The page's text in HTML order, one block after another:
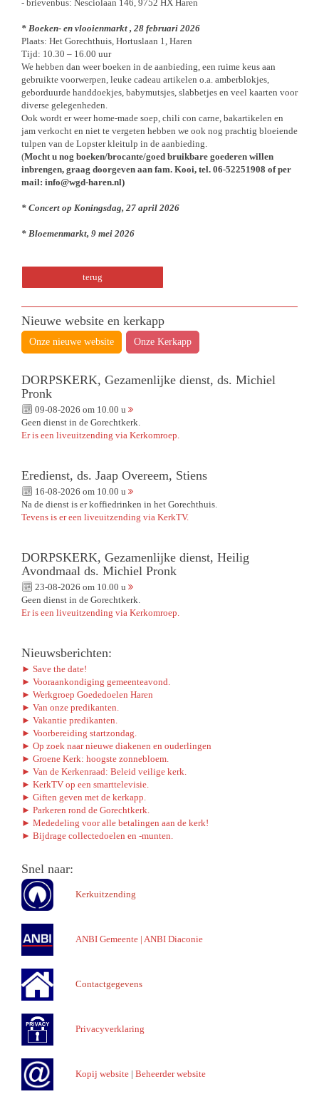
- brievenbus: Nesciolaan 146, 9752 HX Haren
* Boeken- en vlooienmarkt , 28 februari 2026
Plaats: Het Gorechthuis, Hortuslaan 1, Haren
Tijd: 10.30 – 16.00 uur
We hebben dan weer boeken in de aanbieding, een ruime keus aan
gebruikte voorwerpen, leuke cadeau artikelen o.a. amberblokjes,
geborduurde handdoekjes, babymutsjes, slabbetjes en veel kaarten voor
diverse gelegenheden.
Ook wordt er weer home-made soep, chili con carne, bakartikelen en
jam verkocht en niet te vergeten hebben we ook nog prachtig bloeiende
tulpen van de Lopster kleitulp in de aanbieding.
(Mocht u nog boeken/brocante/goed bruikbare goederen willen
inbrengen, graag doorgeven aan fam. Kooi, tel. 06-52251908 of per
mail: info@wgd-haren.nl)
* Concert op Koningsdag, 27 april 2026
* Bloemenmarkt, 9 mei 2026
terug
Nieuwe website en kerkapp
Onze nieuwe website Onze Kerkapp
DORPSKERK, Gezamenlijke dienst, ds. Michiel
Pronk
09-08-2026 om 10.00 u
Geen dienst in de Gorechtkerk.
Er is een liveuitzending via Kerkomroep.
Eredienst, ds. Jaap Overeem, Stiens
16-08-2026 om 10.00 u
Na de dienst is er koffiedrinken in het Gorechthuis.
Tevens is er een liveuitzending via KerkTV.
DORPSKERK, Gezamenlijke dienst, Heilig
Avondmaal ds. Michiel Pronk
23-08-2026 om 10.00 u
Geen dienst in de Gorechtkerk.
Er is een liveuitzending via Kerkomroep.
Nieuwsberichten:
► Save the date!
► Vooraankondiging gemeenteavond.
► Werkgroep Goededoelen Haren
► Van onze predikanten.
► Vakantie predikanten.
► Voorbereiding startzondag.
► Op zoek naar nieuwe diakenen en ouderlingen
► Groene Kerk: hoogste zonnebloem.
► Van de Kerkenraad: Beleid veilige kerk.
► KerkTV op een smarttelevisie.
► Giften geven met de kerkapp.
► Parkeren rond de Gorechtkerk.
► Mededeling voor alle betalingen aan de kerk!
► Bijdrage collectedoelen en -munten.
Snel naar:
Kerkuitzending
ANBI Gemeente | ANBI Diaconie
Contactgegevens
Privacyverklaring
Kopij website | Beheerder website